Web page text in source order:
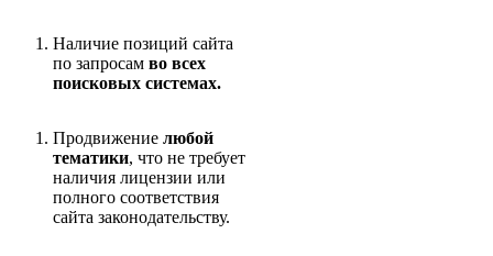
Наличие позиций сайта
по запросам во всех
поисковых системах.
Продвижение любой
тематики, что не требует
наличия лицензии или
полного соответствия
сайта законодательству.